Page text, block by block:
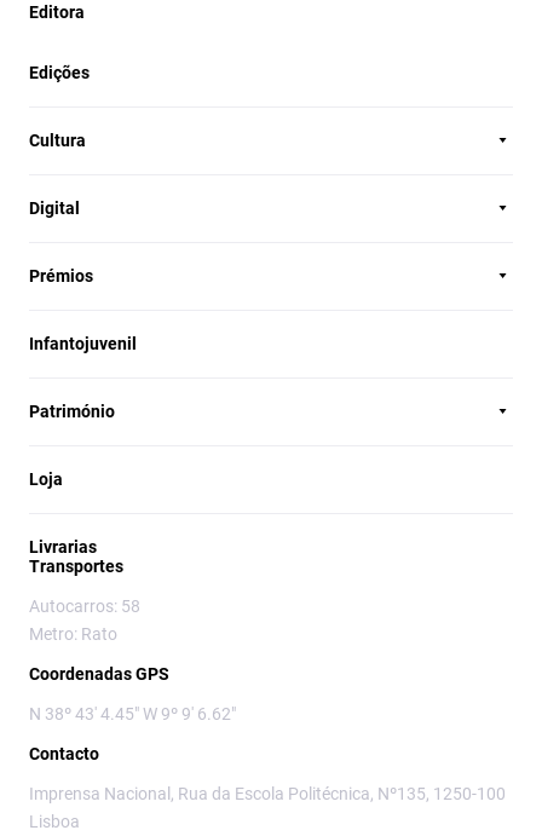
Editora
Edições
Cultura
Digital
Prémios
Infantojuvenil
Património
Loja
Livrarias
Transportes
Autocarros: 58
Metro: Rato
Coordenadas GPS
N 38º 43' 4.45" W 9º 9' 6.62"
Contacto
Imprensa Nacional, Rua da Escola Politécnica, Nº135, 1250-100
Lisboa